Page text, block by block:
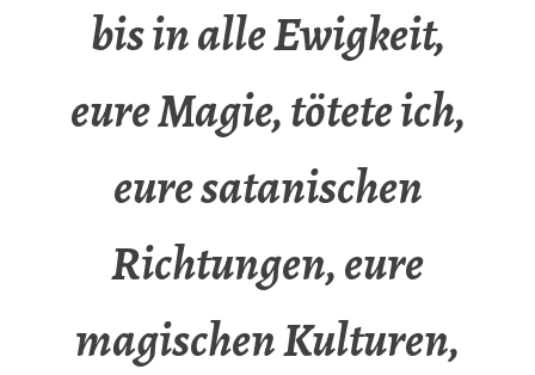
bis in alle Ewigkeit,
eure Magie, tötete ich,
eure satanischen
Richtungen, eure
magischen Kulturen,